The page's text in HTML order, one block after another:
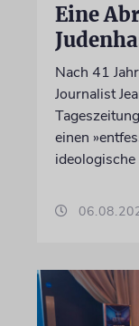
Eine
Nach 41
Journalist
einen